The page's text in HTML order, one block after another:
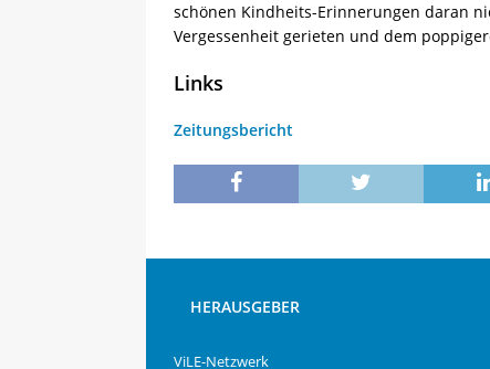
schönen Kindheits-Erinnerungen daran
Vergessenheit gerieten und dem
Links
Zeitungsbericht
HERAUSGEBER
ViLE-Netzwerk